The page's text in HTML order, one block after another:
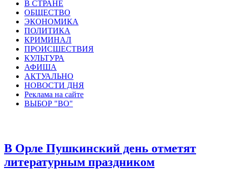
В СТРАНЕ
ОБЩЕСТВО
ЭКОНОМИКА
ПОЛИТИКА
КРИМИНАЛ
ПРОИСШЕСТВИЯ
КУЛЬТУРА
АФИША
АКТУАЛЬНО
НОВОСТИ ДНЯ
Реклама на сайте
ВЫБОР "ВО"
В Орле Пушкинский день отметят
литературным праздником